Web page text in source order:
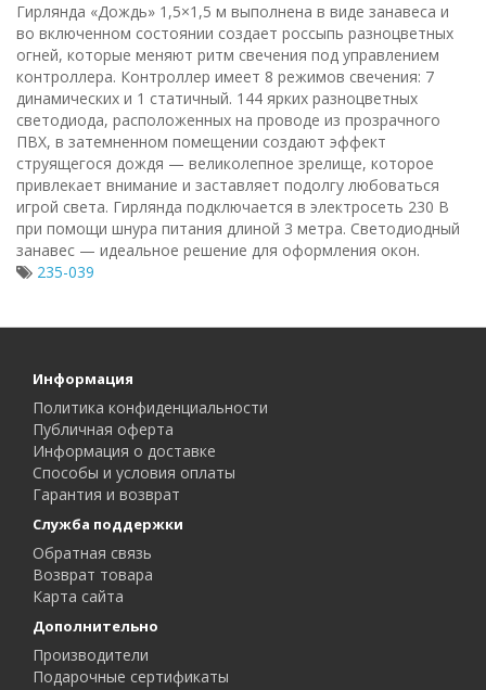
Гирлянда «Дождь» 1,5×1,5 м выполнена в виде занавеса и
во включенном состоянии создает россыпь разноцветных
огней, которые меняют ритм свечения под управлением
контроллера. Контроллер имеет 8 режимов свечения: 7
динамических и 1 статичный. 144 ярких разноцветных
светодиода, расположенных на проводе из прозрачного
ПВХ, в затемненном помещении создают эффект
струящегося дождя — великолепное зрелище, которое
привлекает внимание и заставляет подолгу любоваться
игрой света. Гирлянда подключается в электросеть 230 В
при помощи шнура питания длиной 3 метра. Светодиодный
занавес — идеальное решение для оформления окон.
235-039
Информация
Политика конфиденциальности
Публичная оферта
Информация о доставке
Способы и условия оплаты
Гарантия и возврат
Служба поддержки
Обратная связь
Возврат товара
Карта сайта
Дополнительно
Производители
Подарочные сертификаты